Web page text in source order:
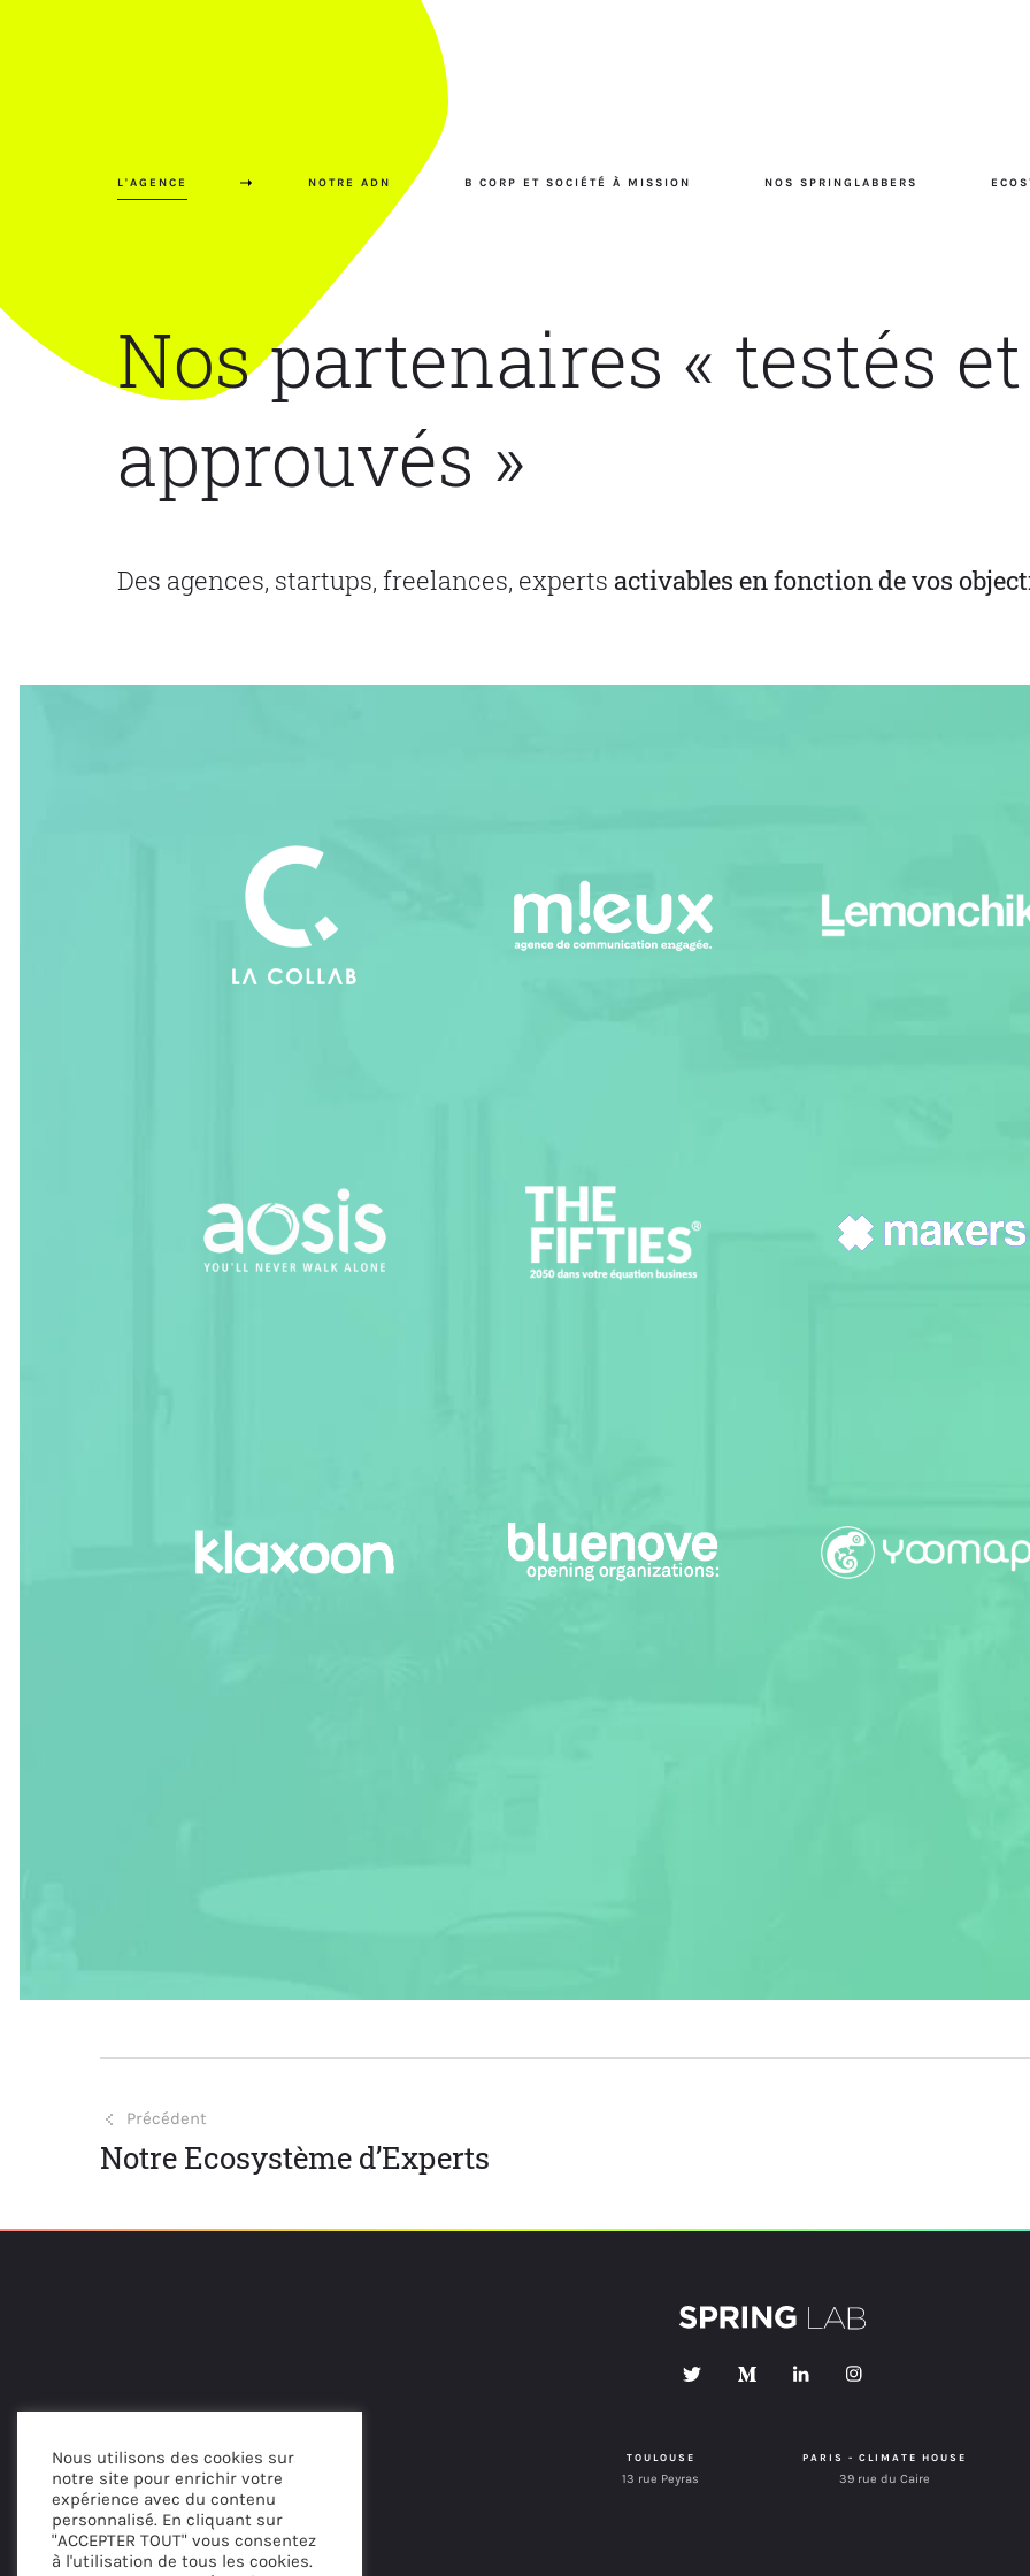
L'AGENCE NOTRE ADN B CORP ET SOCIÉTÉ À MISSION NOS SPRINGLABBERS
Nos partenaires « testés et
approuvés »
Des agences, startups, freelances, experts activables en fonction de vos
Précédent
Notre Ecosystème d’Experts
TOULOUSE
13 rue Peyras
PARIS - CLIMATE HOUSE
39 rue du Caire
Nous utilisons des cookies sur
notre site pour enrichir votre
expérience avec du contenu
personnalisé. En cliquant sur
"ACCEPTER TOUT" vous consentez
à l'utilisation de tous les cookies.